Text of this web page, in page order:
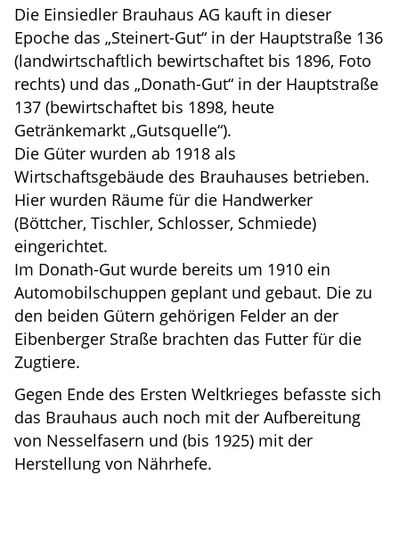
Die Einsiedler Brauhaus AG kauft in dieser
Epoche das „Steinert-Gut“ in der Hauptstraße 136
(landwirtschaftlich bewirtschaftet bis 1896, Foto
rechts) und das „Donath-Gut“ in der Hauptstraße
137 (bewirtschaftet bis 1898, heute
Getränkemarkt „Gutsquelle“).
Die Güter wurden ab 1918 als
Wirtschaftsgebäude des Brauhauses betrieben.
Hier wurden Räume für die Handwerker
(Böttcher, Tischler, Schlosser, Schmiede)
eingerichtet.
Im Donath-Gut wurde bereits um 1910 ein
Automobilschuppen geplant und gebaut. Die zu
den beiden Gütern gehörigen Felder an der
Eibenberger Straße brachten das Futter für die
Zugtiere.
Gegen Ende des Ersten Weltkrieges befasste sich
das Brauhaus auch noch mit der Aufbereitung
von Nesselfasern und (bis 1925) mit der
Herstellung von Nährhefe.